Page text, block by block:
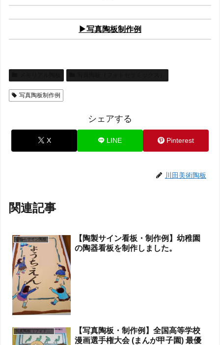
▶写真陶板制作例
写真陶板制作例
シェアする
X LINE Pinterest
川田美術陶板
関連記事
看板・サイン陶板
【陶製サイン看板・制作例】幼稚園
の陶器看板を制作しました。
写真陶板（フォトセラミックス）
【写真陶板・制作例】全国高等学校
漫画選手権大会 (まんが甲子園) 最優